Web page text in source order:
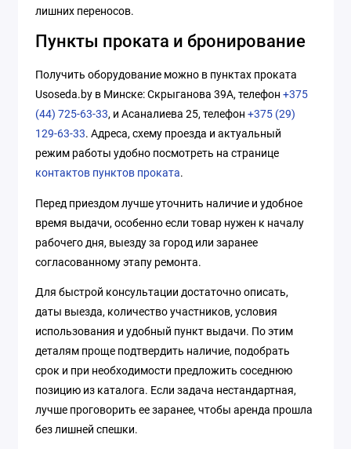
лишних переносов.
Пункты проката и бронирование
Получить оборудование можно в пунктах проката
Usoseda.by в Минске: Скрыганова 39А, телефон +375
(44) 725-63-33, и Асаналиева 25, телефон +375 (29)
129-63-33. Адреса, схему проезда и актуальный
режим работы удобно посмотреть на странице
контактов пунктов проката.
Перед приездом лучше уточнить наличие и удобное
время выдачи, особенно если товар нужен к началу
рабочего дня, выезду за город или заранее
согласованному этапу ремонта.
Для быстрой консультации достаточно описать,
даты выезда, количество участников, условия
использования и удобный пункт выдачи. По этим
деталям проще подтвердить наличие, подобрать
срок и при необходимости предложить соседнюю
позицию из каталога. Если задача нестандартная,
лучше проговорить ее заранее, чтобы аренда прошла
без лишней спешки.